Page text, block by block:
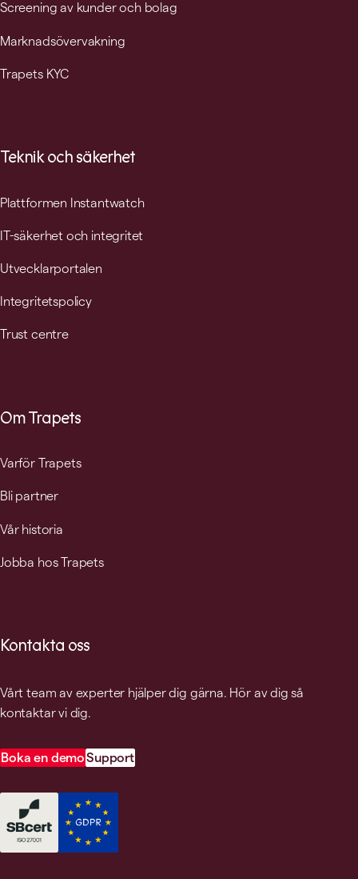
Screening av kunder och bolag
Marknadsövervakning
Trapets KYC
Teknik och säkerhet
Plattformen Instantwatch
IT-säkerhet och integritet
Utvecklarportalen
Integritetspolicy
Trust centre
Om Trapets
Varför Trapets
Bli partner
Vår historia
Jobba hos Trapets
Kontakta oss
Vårt team av experter hjälper dig gärna. Hör av dig så
kontaktar vi dig.
Boka en demoSupport